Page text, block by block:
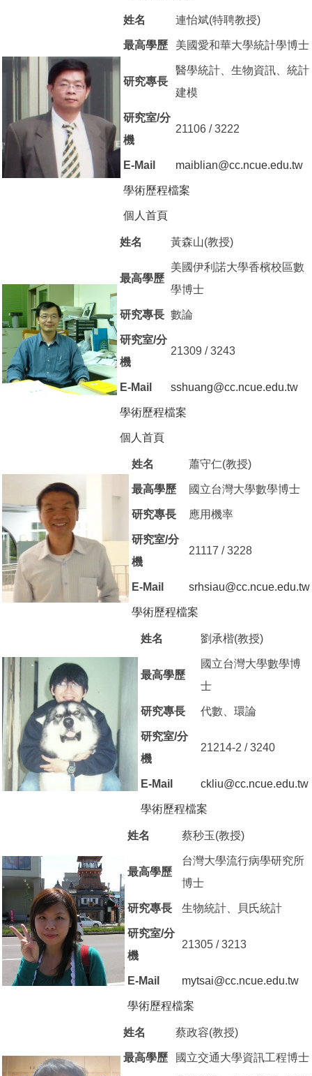
姓名 連怡斌(特聘教授)
最高學歷 美國愛和華大學統計學博士
研究專長
醫學統計、生物資訊、統計
建模
研究室/分
機
21106 / 3222
E-Mail maiblian@cc.ncue.edu.tw
學術歷程檔案
個人首頁
姓名 黃森山(教授)
最高學歷
美國伊利諾大學香檳校區數
學博士
研究專長 數論
研究室/分
機
21309 / 3243
E-Mail sshuang@cc.ncue.edu.tw
學術歷程檔案
個人首頁
姓名 蕭守仁(教授)
最高學歷 國立台灣大學數學博士
研究專長 應用機率
研究室/分
機
21117 / 3228
E-Mail srhsiau@cc.ncue.edu.tw
學術歷程檔案
姓名 劉承楷(教授)
最高學歷
國立台灣大學數學博
士
研究專長 代數、環論
研究室/分
機
21214-2 / 3240
E-Mail ckliu@cc.ncue.edu.tw
學術歷程檔案
姓名 蔡秒玉(教授)
最高學歷
台灣大學流行病學研究所
博士
研究專長 生物統計、貝氏統計
研究室/分
機
21305 / 3213
E-Mail mytsai@cc.ncue.edu.tw
學術歷程檔案
姓名 蔡政容(教授)
最高學歷 國立交通大學資訊工程博士